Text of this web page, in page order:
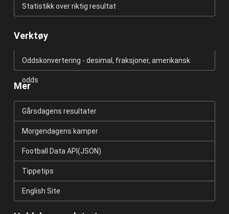
Statistikk over riktig resultat
Verktøy
Oddskonvertering - desimal, fraksjoner, amerikansk
odds
Mer
Gårsdagens resultater
Morgendagens kamper
Football Data API(JSON)
Tippetips
English Site